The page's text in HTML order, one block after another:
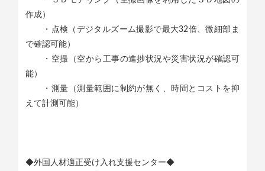
作成）
・点検（デジタルズーム撮影で最大32倍、微細部ま
で確認可能）
・空撮（空から工事の進捗状況や災害状況が確認可
能）
・測量（測量範囲に制約が無く、時間とコストを抑
えて計測可能）
◆外国人材適正受け入れ支援センター◆